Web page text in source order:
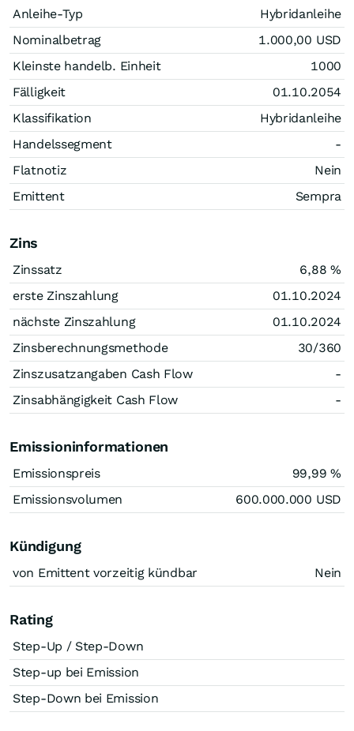
Anleihe-Typ
Hybridanleihe
Nominalbetrag
1.000,00 USD
Kleinste handelb. Einheit
1000
Fälligkeit
01.10.2054
Klassifikation
Hybridanleihe
Handelssegment
-
Flatnotiz
Nein
Emittent
Sempra
Zins
Zinssatz 6,88 %
erste Zinszahlung
01.10.2024
nächste Zinszahlung
01.10.2024
Zinsberechnungsmethode
30/360
Zinszusatzangaben Cash Flow
-
Zinsabhängigkeit Cash Flow
-
Emissioninformationen
Emissionspreis 99,99 %
Emissionsvolumen
600.000.000 USD
Kündigung
von Emittent vorzeitig kündbar Nein
Rating
Step-Up / Step-Down
Step-up bei Emission
Step-Down bei Emission